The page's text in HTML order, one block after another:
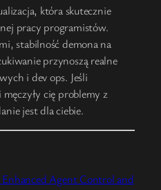
która skutecznie
pracy programistów.
stabilność demona na
przynoszą realne
i dev ops. Jeśli
cię problemy z
jest dla ciebie.
Enhanced Agent Control and